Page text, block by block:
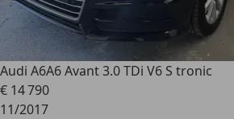
Audi A6A6 Avant 3.0 TDi V6 S tronic
€ 14 790
11/2017